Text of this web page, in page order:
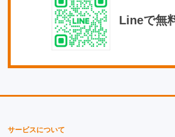
Lineで無
サービスについて